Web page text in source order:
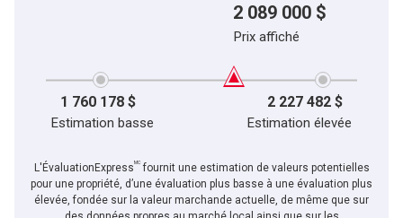
2 089 000 $
Prix affiché
1 760 178 $ 2 227 482 $
Estimation basse Estimation élevée
L'ÉvaluationExpressMCfournit une estimation de valeurs potentielles
pour une propriété, d’une évaluation plus basse à une évaluation plus
élevée, fondée sur la valeur marchande actuelle, de même que sur